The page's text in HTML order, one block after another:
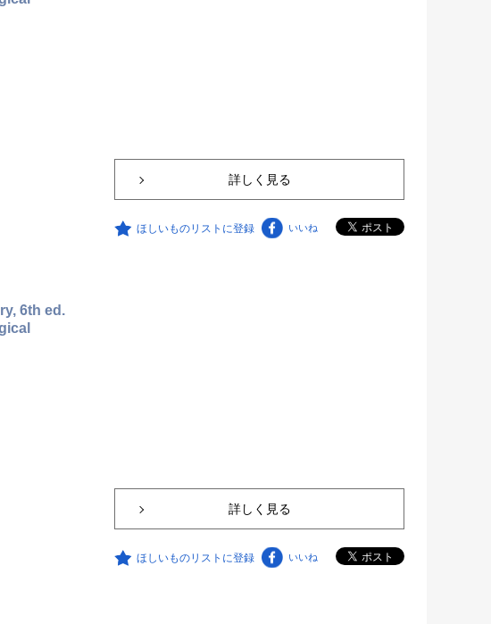
詳しく見る
ほしいものリストに登録 いいね
6th ed.
詳しく見る
ほしいものリストに登録 いいね